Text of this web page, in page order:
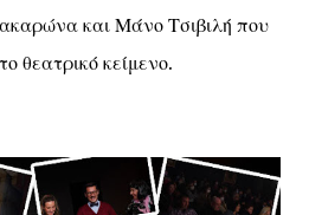
και Μάνο Τσιβιλή που
θεατρικό κείμενο.